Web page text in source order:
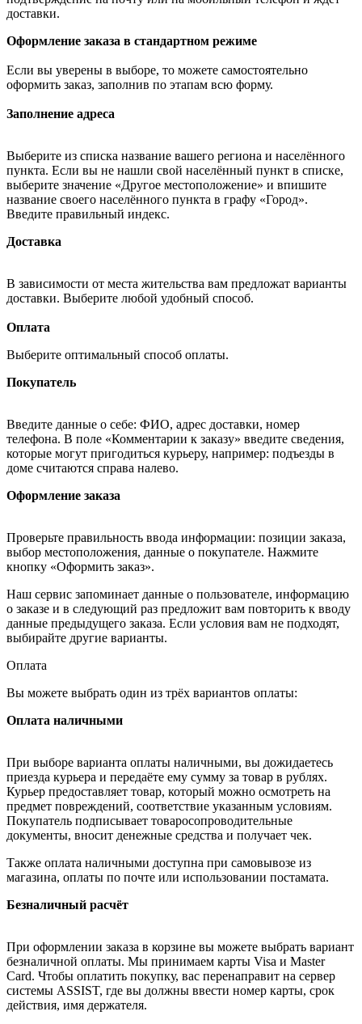
доставки.
Оформление заказа в стандартном режиме
Если вы уверены в выборе, то можете самостоятельно
оформить заказ, заполнив по этапам всю форму.
Заполнение адреса
Выберите из списка название вашего региона и населённого
пункта. Если вы не нашли свой населённый пункт в списке,
выберите значение «Другое местоположение» и впишите
название своего населённого пункта в графу «Город».
Введите правильный индекс.
Доставка
В зависимости от места жительства вам предложат варианты
доставки. Выберите любой удобный способ.
Оплата
Выберите оптимальный способ оплаты.
Покупатель
Введите данные о себе: ФИО, адрес доставки, номер
телефона. В поле «Комментарии к заказу» введите сведения,
которые могут пригодиться курьеру, например: подъезды в
доме считаются справа налево.
Оформление заказа
Проверьте правильность ввода информации: позиции заказа,
выбор местоположения, данные о покупателе. Нажмите
кнопку «Оформить заказ».
Наш сервис запоминает данные о пользователе, информацию
о заказе и в следующий раз предложит вам повторить к вводу
данные предыдущего заказа. Если условия вам не подходят,
выбирайте другие варианты.
Оплата
Вы можете выбрать один из трёх вариантов оплаты:
Оплата наличными
При выборе варианта оплаты наличными, вы дожидаетесь
приезда курьера и передаёте ему сумму за товар в рублях.
Курьер предоставляет товар, который можно осмотреть на
предмет повреждений, соответствие указанным условиям.
Покупатель подписывает товаросопроводительные
документы, вносит денежные средства и получает чек.
Также оплата наличными доступна при самовывозе из
магазина, оплаты по почте или использовании постамата.
Безналичный расчёт
При оформлении заказа в корзине вы можете выбрать вариант
безналичной оплаты. Мы принимаем карты Visa и Master
Card. Чтобы оплатить покупку, вас перенаправит на сервер
системы ASSIST, где вы должны ввести номер карты, срок
действия, имя держателя.